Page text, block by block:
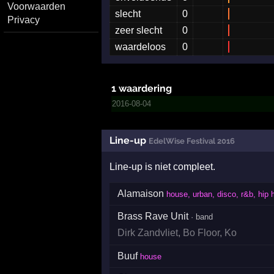
Voorwaarden
Privacy
slecht
0
zeer slecht
0
waardeloos
0
1 waardering
2016-08-04
Line-up EdelWise Festival 2016
Line-up is niet compleet.
Alamaison house, urban, disco, r&b, hip
Brass Rave Unit· band
Dirk Zandvliet, Bo Floor, Ko
Buuf house